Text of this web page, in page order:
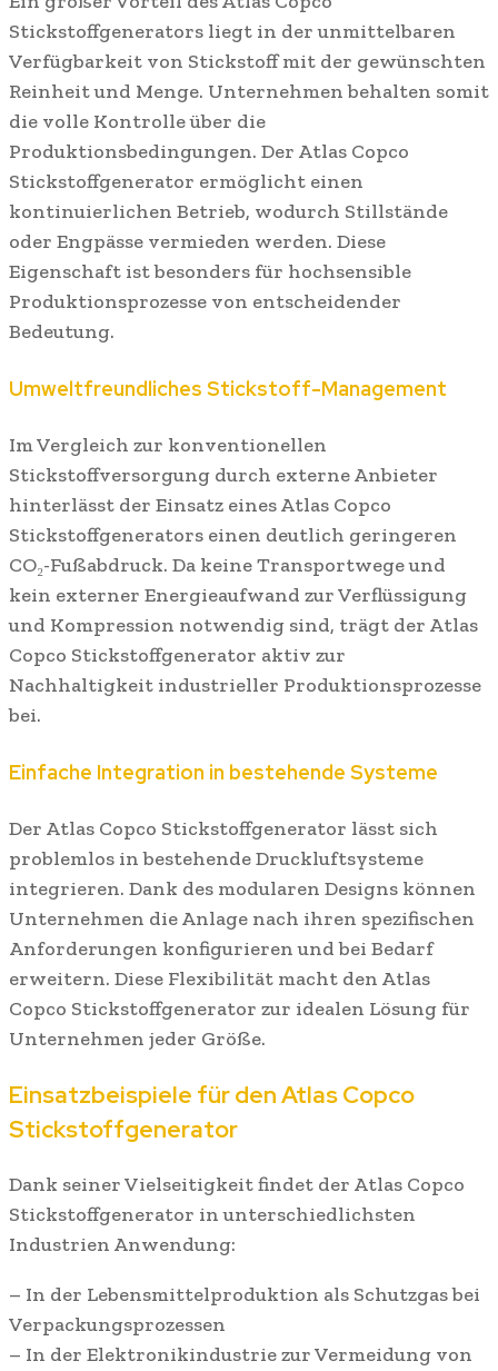
Stickstoffgenerators liegt in der unmittelbaren
Verfügbarkeit von Stickstoff mit der gewünschten
Reinheit und Menge. Unternehmen behalten somit
die volle Kontrolle über die
Produktionsbedingungen. Der Atlas Copco
Stickstoffgenerator ermöglicht einen
kontinuierlichen Betrieb, wodurch Stillstände
oder Engpässe vermieden werden. Diese
Eigenschaft ist besonders für hochsensible
Produktionsprozesse von entscheidender
Bedeutung.
Umweltfreundliches Stickstoff-Management
Im Vergleich zur konventionellen
Stickstoffversorgung durch externe Anbieter
hinterlässt der Einsatz eines Atlas Copco
Stickstoffgenerators einen deutlich geringeren
CO₂-Fußabdruck. Da keine Transportwege und
kein externer Energieaufwand zur Verflüssigung
und Kompression notwendig sind, trägt der Atlas
Copco Stickstoffgenerator aktiv zur
Nachhaltigkeit industrieller Produktionsprozesse
bei.
Einfache Integration in bestehende Systeme
Der Atlas Copco Stickstoffgenerator lässt sich
problemlos in bestehende Druckluftsysteme
integrieren. Dank des modularen Designs können
Unternehmen die Anlage nach ihren spezifischen
Anforderungen konfigurieren und bei Bedarf
erweitern. Diese Flexibilität macht den Atlas
Copco Stickstoffgenerator zur idealen Lösung für
Unternehmen jeder Größe.
Einsatzbeispiele für den Atlas Copco
Stickstoffgenerator
Dank seiner Vielseitigkeit findet der Atlas Copco
Stickstoffgenerator in unterschiedlichsten
Industrien Anwendung:
– In der Lebensmittelproduktion als Schutzgas bei
Verpackungsprozessen
– In der Elektronikindustrie zur Vermeidung von